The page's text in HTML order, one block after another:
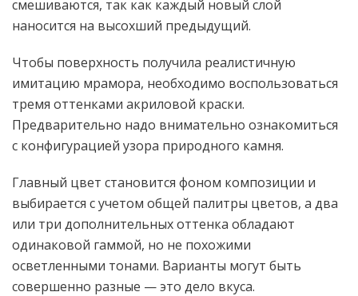
смешиваются, так как каждый новый слой
наносится на высохший предыдущий.
Чтобы поверхность получила реалистичную
имитацию мрамора, необходимо воспользоваться
тремя оттенками акриловой краски.
Предварительно надо внимательно ознакомиться
с конфигурацией узора природного камня.
Главный цвет становится фоном композиции и
выбирается с учетом общей палитры цветов, а два
или три дополнительных оттенка обладают
одинаковой гаммой, но не похожими
осветленными тонами. Варианты могут быть
совершенно разные — это дело вкуса.